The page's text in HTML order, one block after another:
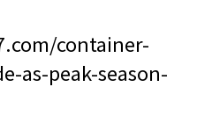
container-
as-peak-season-